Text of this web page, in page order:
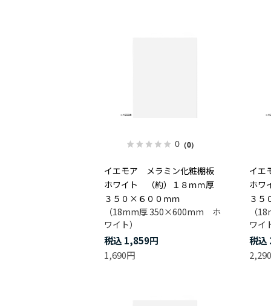
0（0）
イエモア メラミン化粧棚板
ホワイト （約）１８ｍｍ厚
３５０×６００ｍｍ
（18mm厚 350×600mm ホ
ワイト）
1,859円
1,690円
イ
ホ
３５
（
ワイ